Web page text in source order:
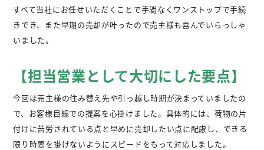
すべて当社にお任せいただくことで手間なくワンストップで手続
きでき、また早期の売却が叶ったので売主様も喜んでいらっしゃ
いました。
【担当営業として大切にした要点】
今回は売主様の住み替え先や引っ越し時期が決まっていましたの
で、お客様目線での提案を心掛けました。具体的には、荷物の片
付けに苦労されている点と早めに売却したい点に配慮し、できる
限り時間を掛けないようにスピードをもって対応しました。